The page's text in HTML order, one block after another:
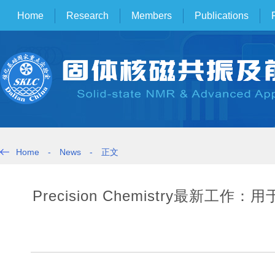
Home Research Members Publications
Home - News - 正文
Precision Chemistry最新工作：用